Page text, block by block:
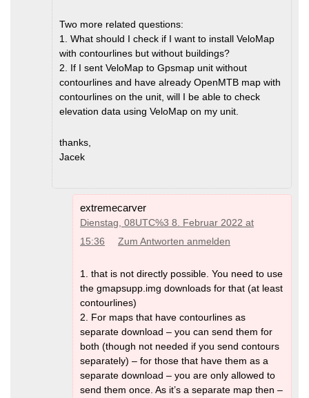
Two more related questions:
1. What should I check if I want to install VeloMap
with contourlines but without buildings?
2. If I sent VeloMap to Gpsmap unit without
contourlines and have already OpenMTB map with
contourlines on the unit, will I be able to check
elevation data using VeloMap on my unit.
thanks,
Jacek
extremecarver
Dienstag, 08UTC%3 8. Februar 2022 at
15:36
Zum Antworten anmelden
1. that is not directly possible. You need to use
the gmapsupp.img downloads for that (at least
contourlines)
2. For maps that have contourlines as
separate download – you can send them for
both (though not needed if you send contours
separately) – for those that have them as a
separate download – you are only allowed to
send them once. As it’s a separate map then –